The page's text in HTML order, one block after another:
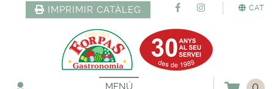
CAT
IMPRIMIR CATÀLEG
MENÚ